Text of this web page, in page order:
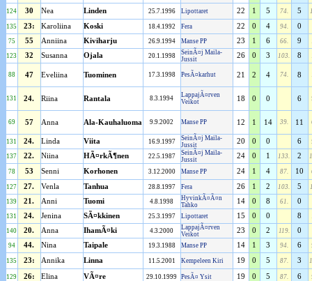
124 30 Nea Linden 25.7.1996 Lipottaret 22 1 5 74. 5
135 23: Karoliina Koski 18.4.1992 Fera 22 0 4 94. 0
75 55 Anniina Kiviharju 26.9.1994 Manse PP 23 1 6 66. 9
123 32 Susanna Ojala 20.1.1998
SeinÃ¤j Maila-
Jussit
26 0 3 103. 8
88 47 Eveliina Tuominen 17.3.1998 PesÃ¤karhut 21 2 4 74. 8
131 24. Riina Rantala 8.3.1994
LappajÃ¤rven
Veikot
18 0 0 6
69 57 Anna Ala-Kauhaluoma 9.9.2002 Manse PP 12 1 14 39. 11
131 24. Linda Viita 16.9.1997
SeinÃ¤j Maila-
Jussit
20 0 0 6
137 22. Niina HÃ¤rkÃ¶nen 22.5.1987
SeinÃ¤j Maila-
Jussit
24 0 1 133. 2
78 53 Senni Korhonen 3.12.2000 Manse PP 24 1 4 87. 10
127 27. Venla Tanhua 28.8.1997 Fera 26 1 2 103. 5
139 21. Anni Tuomi 4.8.1998
HyvinkÃ¤Ã¤n
Tahko
14 0 8 61. 0
131 24. Jenina SÃ¤kkinen 25.3.1997 Lipottaret 15 0 0 8
140 20. Anna IhamÃ¤ki 4.3.2000
LappajÃ¤rven
Veikot
23 0 2 119. 0
94 44. Nina Taipale 19.3.1988 Manse PP 14 1 3 94. 6
135 23: Annika Linna 11.5.2001 Kempeleen Kiri 19 0 5 87. 3
129 26: Elina VÃ¤re 29.10.1999 PesÃ¤ Ysit 19 0 5 87. 6